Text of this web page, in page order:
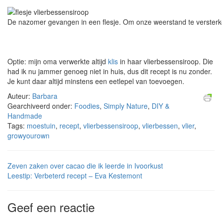
De nazomer gevangen in een flesje. Om onze weerstand te
Optie: mijn oma verwerkte altijd klis in haar vlierbessensiroop. Die
had ik nu jammer genoeg niet in huis, dus dit recept is nu zonder.
Je kunt daar altijd minstens een eetlepel van toevoegen.
Auteur: Barbara
Gearchiveerd onder: Foodies, Simply Nature, DIY &
Handmade
Tags: moestuin, recept, vlierbessensiroop, vlierbessen, vlier,
growyourown
Zeven zaken over cacao die ik leerde in Ivoorkust
Leestip: Verbeterd recept – Eva Kestemont
Geef een reactie